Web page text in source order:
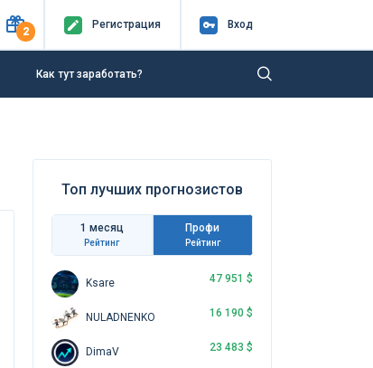
2
Регистрация Вход
Как тут заработать?
Топ лучших прогнозистов
1 месяц
Рейтинг
Профи
Рейтинг
Ksare 47 951 $
NULADNENKO 16 190 $
DimaV 23 483 $